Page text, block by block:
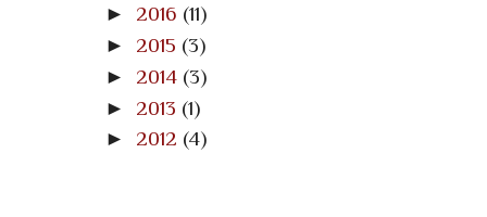
► 2016 (11)
► 2015 (3)
► 2014 (3)
► 2013 (1)
► 2012 (4)